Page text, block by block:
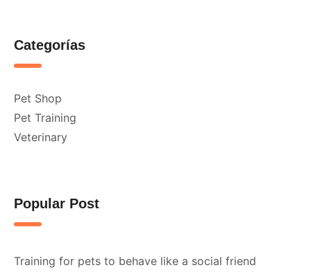
Categorías
Pet Shop
Pet Training
Veterinary
Popular Post
Training for pets to behave like a social friend